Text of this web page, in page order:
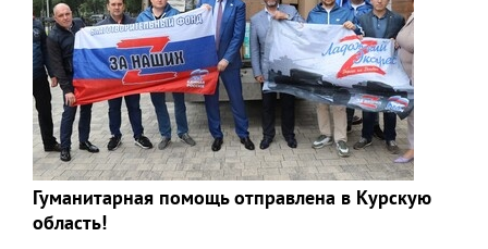
Гуманитарная помощь отправлена в Курскую
область!